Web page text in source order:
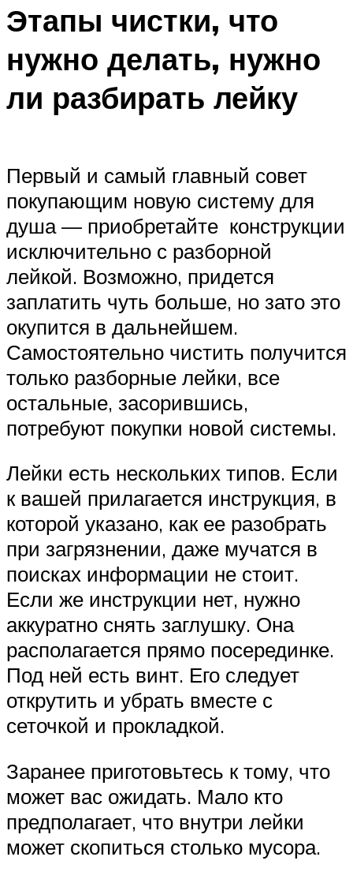
Этапы чистки, что
нужно делать, нужно
ли разбирать лейку
Первый и самый главный совет
покупающим новую систему для
душа — приобретайте конструкции
исключительно с разборной
лейкой. Возможно, придется
заплатить чуть больше, но зато это
окупится в дальнейшем.
Самостоятельно чистить получится
только разборные лейки, все
остальные, засорившись,
потребуют покупки новой системы.
Лейки есть нескольких типов. Если
к вашей прилагается инструкция, в
которой указано, как ее разобрать
при загрязнении, даже мучатся в
поисках информации не стоит.
Если же инструкции нет, нужно
аккуратно снять заглушку. Она
располагается прямо посерединке.
Под ней есть винт. Его следует
открутить и убрать вместе с
сеточкой и прокладкой.
Заранее приготовьтесь к тому, что
может вас ожидать. Мало кто
предполагает, что внутри лейки
может скопиться столько мусора.